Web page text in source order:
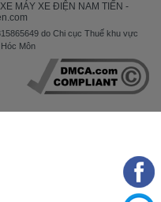
MÁY XE ĐIỆN NAM TIẾN -
do Chi cục Thuế khu vực
Môn